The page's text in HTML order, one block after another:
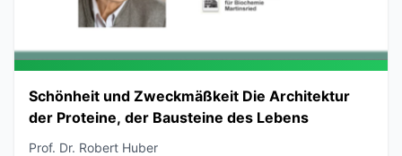
Schönheit und Zweckmäßkeit Die Architektur
der Proteine, der Bausteine des Lebens
Prof. Dr. Robert Huber